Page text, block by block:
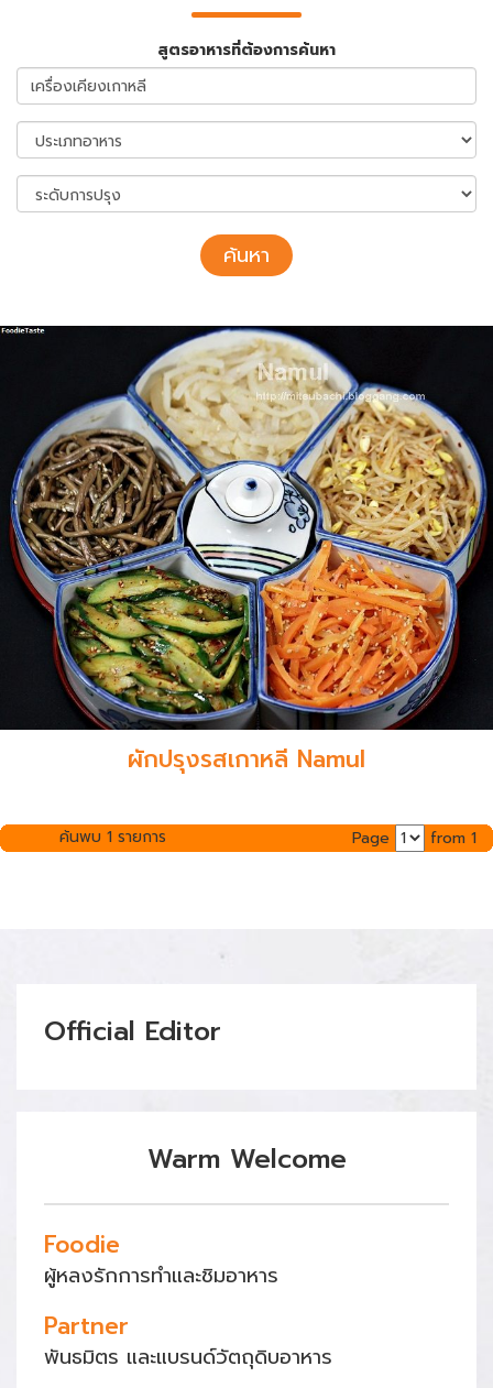
สูตรอาหารที่ต้องการค้นหา
ค้นหา
ผักปรุงรสเกาหลี Namul
ค้นพบ 1 รายการ Page from 1
Official Editor
Warm Welcome
Foodie
ผู้หลงรักการทำและชิมอาหาร
Partner
พันธมิตร และแบรนด์วัตถุดิบอาหาร